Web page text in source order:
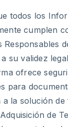
todos los
cumplen
su validez
ofrece
para
la solución
de